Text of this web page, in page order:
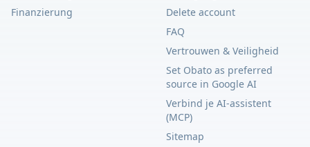
Finanzierung
Delete account
FAQ
Vertrouwen & Veiligheid
Set Obato as preferred
source in Google AI
Verbind je AI-assistent
(MCP)
Sitemap